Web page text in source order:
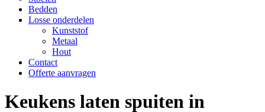
Bedden
Losse onderdelen
Kunststof
Metaal
Hout
Contact
Offerte aanvragen
Keukens laten spuiten in